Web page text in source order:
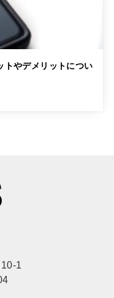
トやデメリットについ
1